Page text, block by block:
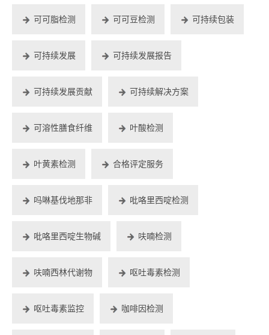
可可脂检测 可可豆检测 可持续包装
可持续发展 可持续发展报告
可持续发展贡献 可持续解决方案
可溶性膳食纤维 叶酸检测
叶黄素检测 合格评定服务
吗啉基伐地那非 吡咯里西啶检测
吡咯里西啶生物碱 呋喃检测
呋喃西林代谢物 呕吐毒素检测
呕吐毒素监控 咖啡因检测